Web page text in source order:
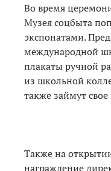
Во время
Музея соцбыта
экспонатами.
международной
плакаты ручной
из школьной
также займут
Также на
награждение